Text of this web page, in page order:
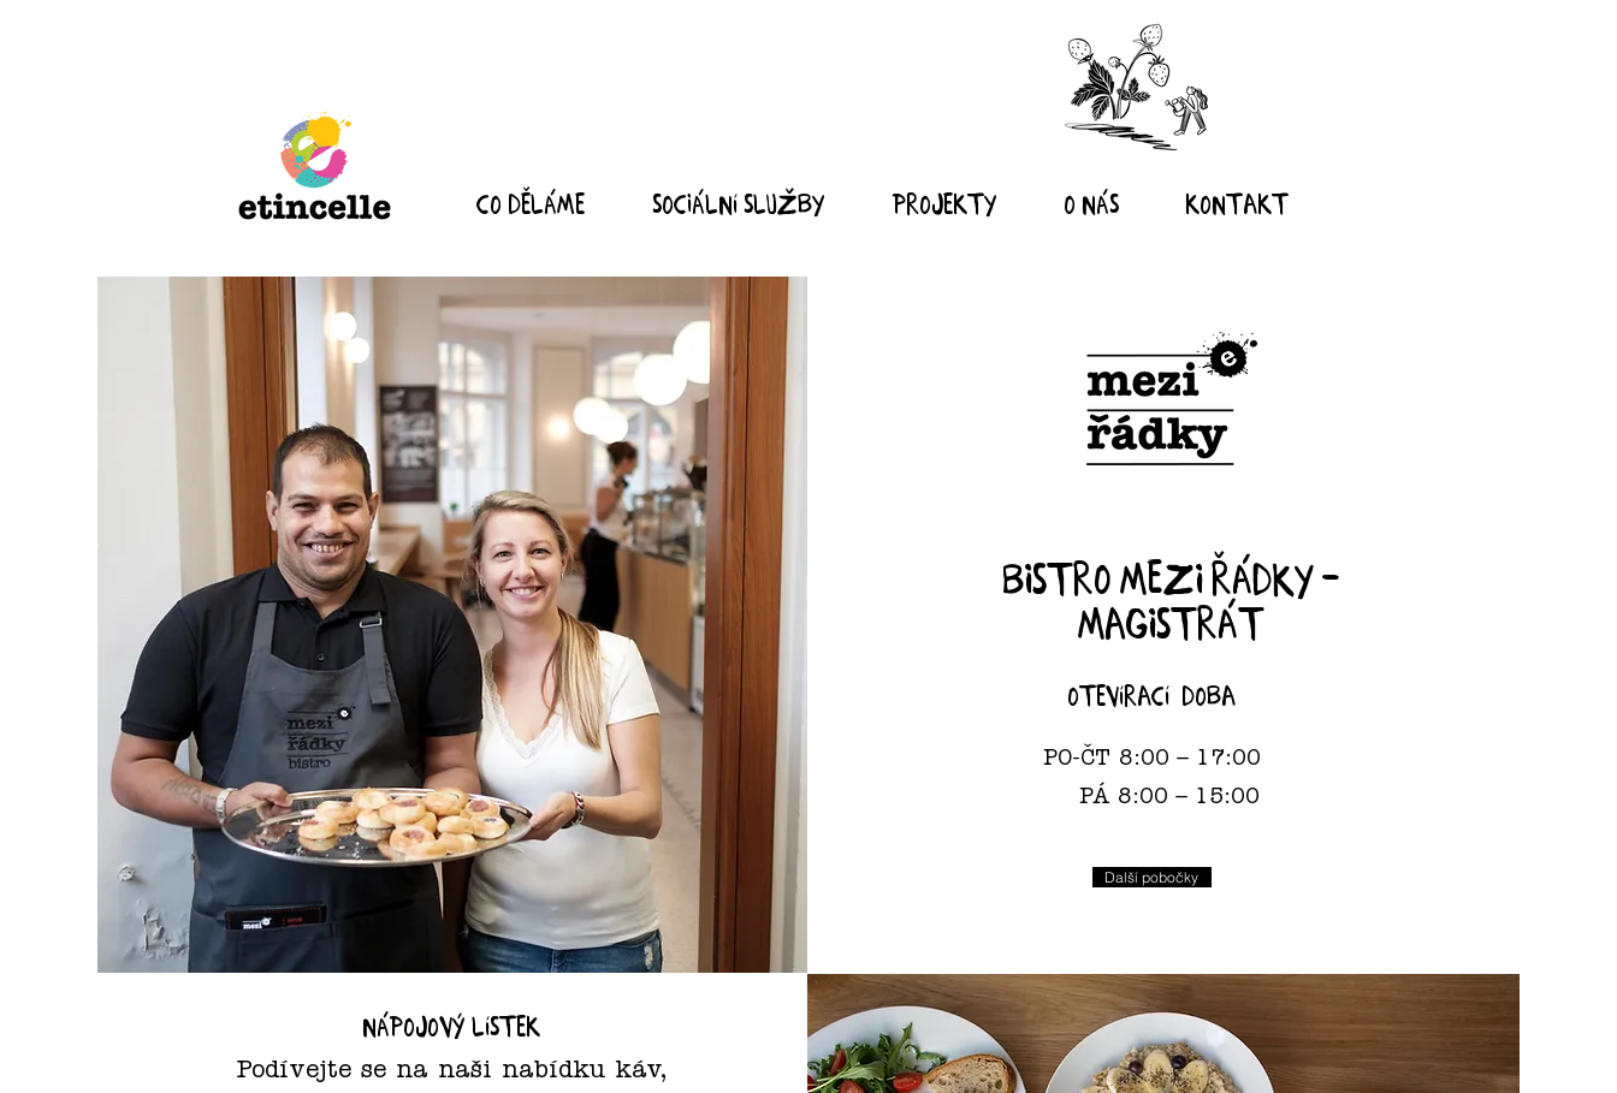
Co děláme Sociální služby Projekty O nás Kontakt
Bistro mezi řádky -
Magistrát
otevírací doba
PO-ČT 8:00 – 17:00
PÁ 8:00 – 15:00
Další pobočky
nápojový lístek
Podívejte se na naši nabídku káv,